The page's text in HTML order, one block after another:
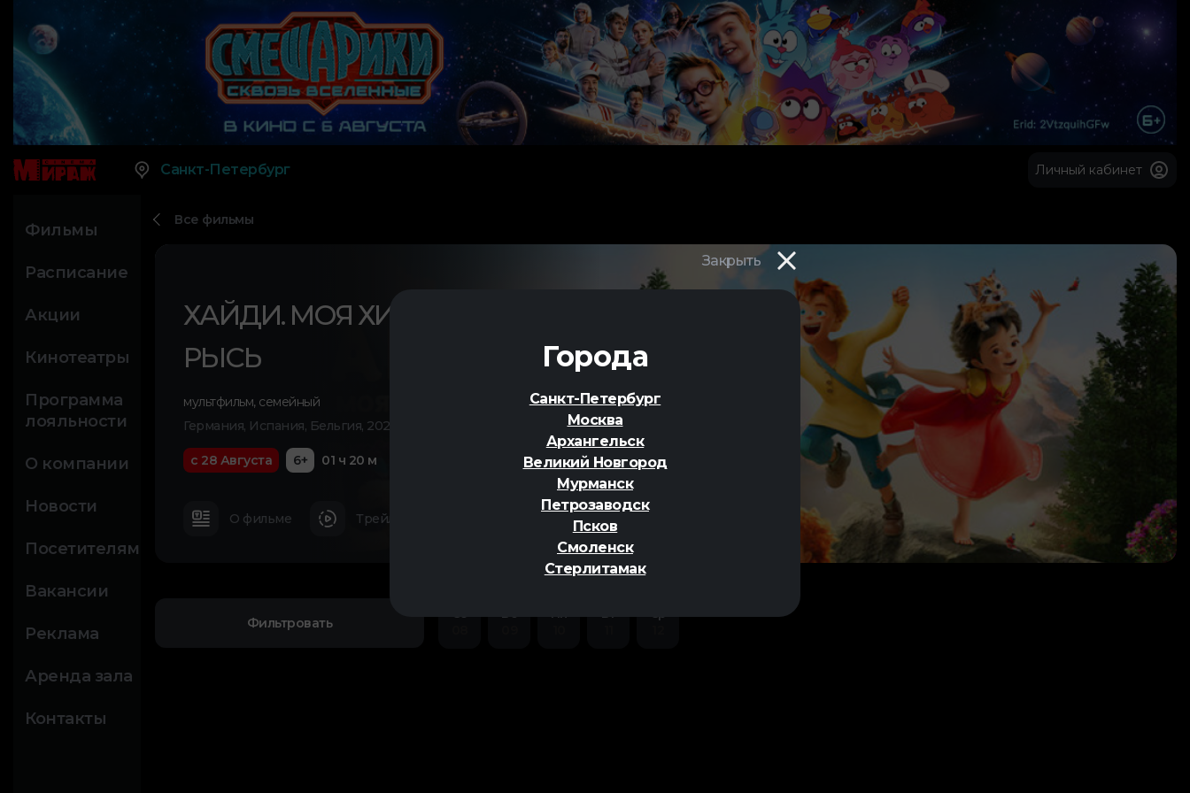
Закрыть
Города
Санкт-Петербург
Москва
Архангельск
Великий Новгород
Мурманск
Петрозаводск
Псков
Смоленск
Стерлитамак
Санкт-Петербург Личный кабинет
Фильмы
Расписание
Акции
Кинотеатры
Программа
лояльности
О компании
Новости
Посетителям
Вакансии
Реклама
Аренда зала
Контакты
Все фильмы
ХАЙДИ. МОЯ ХИТРАЯ
РЫСЬ
мультфильм,семейный
Германия, Испания, Бельгия, 2025
с 28 Августа 6+ 01 ч 20 м
О фильме Трейлер
Фильтровать
Сб
Вс
Пн
Вт
Ср